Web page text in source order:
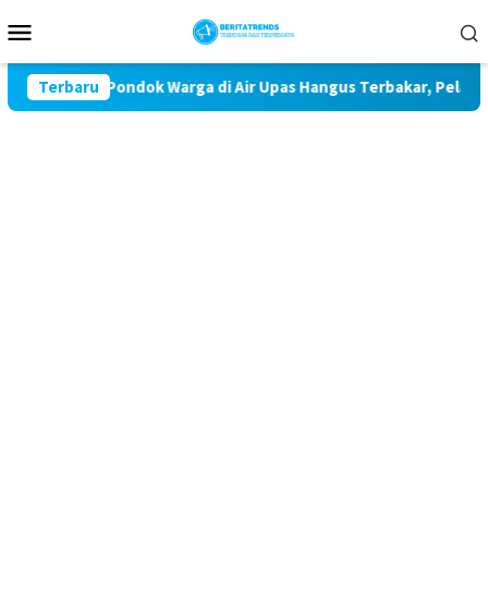
ke
Mobile
Terbaru
32 Pondok Warga di Air Upas Hangus Terbakar, Pelaku